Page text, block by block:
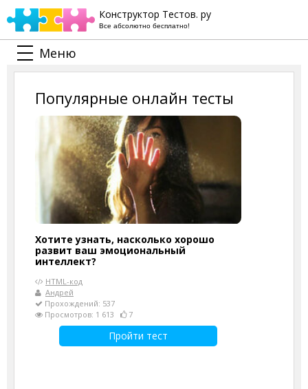
Конструктор Тестов. ру
Все абсолютно бесплатно!
Меню
Популярные онлайн тесты
Хотите узнать, насколько хорошо
развит ваш эмоциональный
интеллект?
HTML-код
Андрей
Прохождений: 537
Просмотров: 1 613
7
Пройти тест